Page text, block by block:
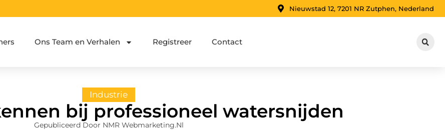
Nieuwstad 12, 7201 NR Zutphen, Nederland
Ons Team en Verhalen Registreer Contact
Industrie
bij professioneel watersnijden
Gepubliceerd Door NMR Webmarketing.nl